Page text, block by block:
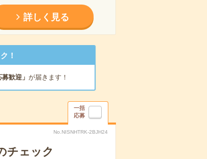
詳しく見る
！
歓迎」 が届きます！
一括
応募
No.NISNHTRK-2BJH24
チェック